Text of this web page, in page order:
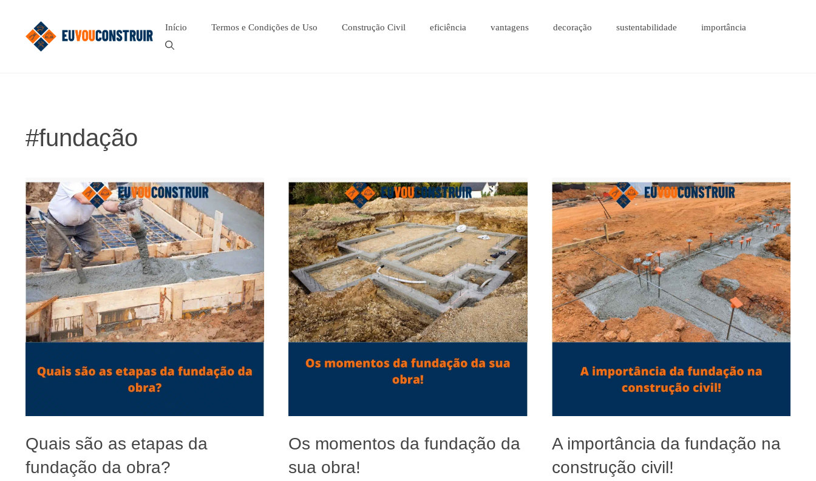
Início Termos e Condições de Uso Construção Civil eficiência vantagens decoração sustentabilidade importância
#fundação
Quais são as etapas da
fundação da obra?
Os momentos da fundação da
sua obra!
A importância da fundação na
construção civil!